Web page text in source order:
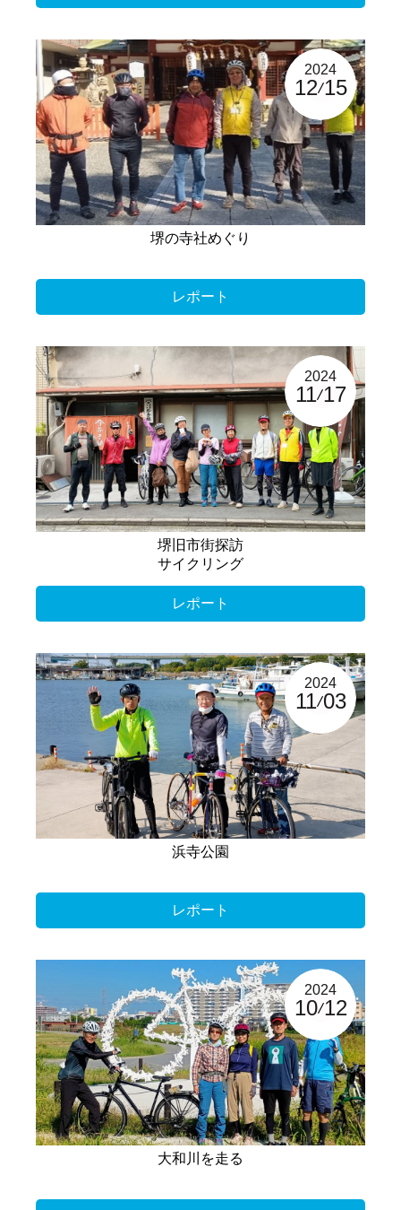
2024
12 15
堺の寺社めぐり
レポート
2024
11 17
堺旧市街探訪
サイクリング
レポート
2024
11 03
浜寺公園
レポート
2024
10 12
大和川を走る